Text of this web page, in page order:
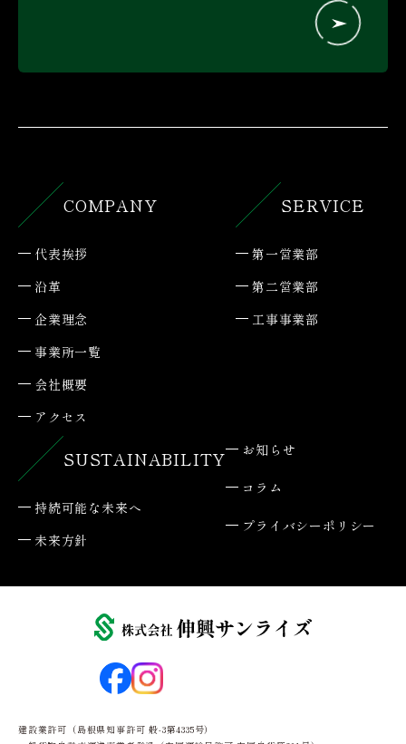
COMPANY
代表挨拶
企業理念
会社概要
沿革
事業所一覧
アクセス
SERVICE
第一営業部
第二営業部
工事事業部
SUSTAINABILITY
持続可能な未来へ
未来方針
お知らせ
コラム
プライバシーポリシー
建設業許可（島根県知事許可 般-3第4335号）